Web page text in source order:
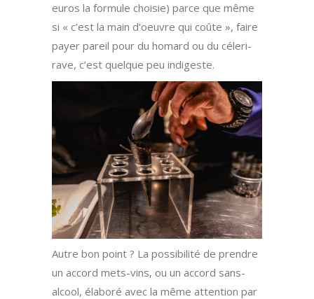
euros la formule choisie) parce que même
si « c’est la main d’oeuvre qui coûte », faire
payer pareil pour du homard ou du céleri-
rave, c’est quelque peu indigeste.
Autre bon point ? La possibilité de prendre
un accord mets-vins, ou un accord sans-
alcool, élaboré avec la même attention par